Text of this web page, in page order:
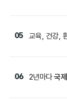
05 교육, 건강,
06 2년마다국